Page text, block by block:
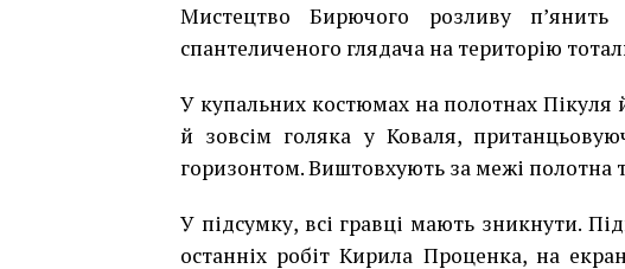
Мистецтво Бирючого розливу
спантеличеного глядача на територію
У купальних костюмах на полотнах
й зовсім голяка у Коваля,
горизонтом. Виштовхують за межі полотна
У підсумку, всі гравці мають зникнути.
останніх робіт Кирила Проценка, на